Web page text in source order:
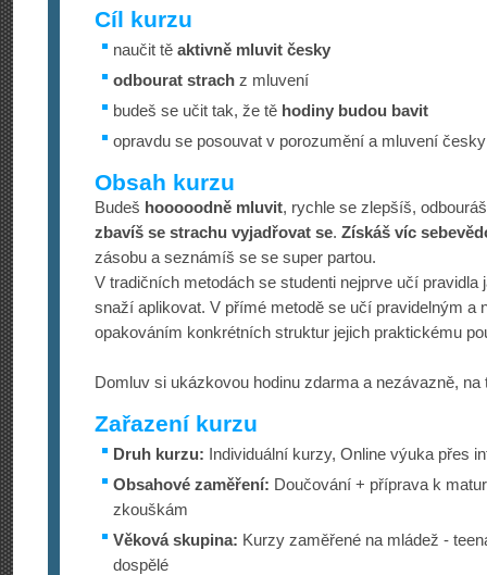
Cíl kurzu
naučit tě aktivně mluvit česky
odbourat strach z mluvení
budeš se učit tak, že tě hodiny budou bavit
opravdu se posouvat v porozumění a mluvení česky
Obsah kurzu
Budeš hooooodně mluvit, rychle se zlepšíš,
zbavíš se strachu vyjadřovat se. Získáš víc
zásobu a seznámíš se se super partou.
V tradičních metodách se studenti nejprve učí pravidla
snaží aplikovat. V přímé metodě se učí pravidelným a
opakováním konkrétních struktur jejich praktickému
Domluv si ukázkovou hodinu zdarma a nezávazně, na
Zařazení kurzu
Druh kurzu: Individuální kurzy, Online výuka přes
Obsahové zaměření: Doučování + příprava k
zkouškám
Věková skupina: Kurzy zaměřené na mládež -
dospělé